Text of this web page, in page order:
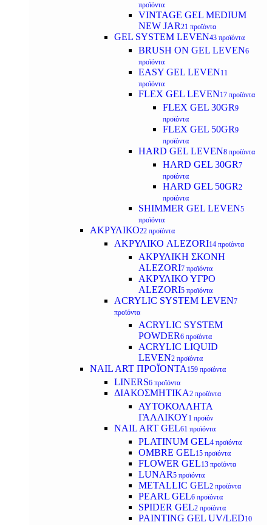
προϊόντα
VINTAGE GEL MEDIUM
NEW JAR21 προϊόντα
GEL SYSTEM LEVEN43 προϊόντα
BRUSH ON GEL LEVEN6
προϊόντα
EASY GEL LEVEN11
προϊόντα
FLEX GEL LEVEN17 προϊόντα
FLEX GEL 30GR9
προϊόντα
FLEX GEL 50GR9
προϊόντα
HARD GEL LEVEN8 προϊόντα
HARD GEL 30GR7
προϊόντα
HARD GEL 50GR2
προϊόντα
SHIMMER GEL LEVEN5
προϊόντα
ΑΚΡΥΛΙΚΟ22 προϊόντα
ΑΚΡΥΛΙΚΟ ALEZORI14 προϊόντα
ΑΚΡΥΛΙΚΗ ΣΚΟΝΗ
ALEZORI7 προϊόντα
ΑΚΡΥΛΙΚΟ ΥΓΡΟ
ALEZORI5 προϊόντα
ACRYLIC SYSTEM LEVEN7
προϊόντα
ACRYLIC SYSTEM
POWDER6 προϊόντα
ACRYLIC LIQUID
LEVEN2 προϊόντα
NAIL ART ΠΡΟΪΟΝΤΑ 159 προϊόντα
LINERS6 προϊόντα
ΔΙΑΚΟΣΜΗΤΙΚΑ2 προϊόντα
ΑΥΤΟΚΟΛΛΗΤΑ
ΓΑΛΛΙΚΟΥ1 προϊόν
NAIL ART GEL61 προϊόντα
PLATINUM GEL4 προϊόντα
OMBRE GEL15 προϊόντα
FLOWER GEL13 προϊόντα
LUNAR5 προϊόντα
METALLIC GEL2 προϊόντα
PEARL GEL6 προϊόντα
SPIDER GEL2 προϊόντα
PAINTING GEL UV/LED10